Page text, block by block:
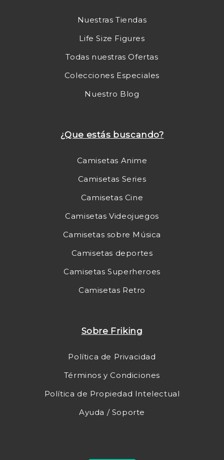
Nuestras Tiendas
Life Size Figures
Todas nuestras Ofertas
Colecciones Especiales
Nuestro Blog
¿Que estás buscando?
Camisetas Anime
Camisetas Series
Camisetas Cine
Camisetas Videojuegos
Camisetas sobre Música
Camisetas deportes
Camisetas Superheroes
Camisetas Retro
Sobre Friking
Política de Privacidad
Términos y Condiciones
Política de Propiedad Intelectual
Ayuda / Soporte